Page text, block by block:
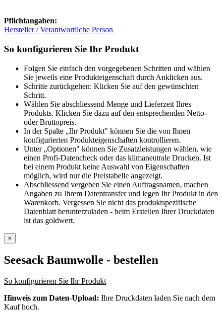
Pflichtangaben:
Hersteller / Verantwortliche Person
So konfigurieren Sie Ihr Produkt
Folgen Sie einfach den vorgegebenen Schritten und wählen
Sie jeweils eine Produkteigenschaft durch Anklicken aus.
Schritte zurückgehen: Klicken Sie auf den gewünschten
Schritt.
Wählen Sie abschliessend Menge und Lieferzeit Ihres
Produkts. Klicken Sie dazu auf den entsprechenden Netto-
oder Bruttopreis.
In der Spalte „Ihr Produkt" können Sie die von Ihnen
konfigurierten Produkteigenschaften kontrollieren.
Unter „Optionen" können Sie Zusatzleistungen wählen, wie
einen Profi-Datencheck oder das klimaneutrale Drucken. Ist
bei einem Produkt keine Auswahl von Eigenschaften
möglich, wird nur die Preistabelle angezeigt.
Abschliessend vergeben Sie einen Auftragsnamen, machen
Angaben zu Ihrem Datentransfer und legen Ihr Produkt in den
Warenkorb. Vergessen Sie nicht das produktspezifische
Datenblatt herunterzuladen - beim Erstellen Ihrer Druckdaten
ist das goldwert.
×
Seesack Baumwolle - bestellen
So konfigurieren Sie Ihr Produkt
Hinweis zum Daten-Upload: Ihre Druckdaten laden Sie nach dem
Kauf hoch.